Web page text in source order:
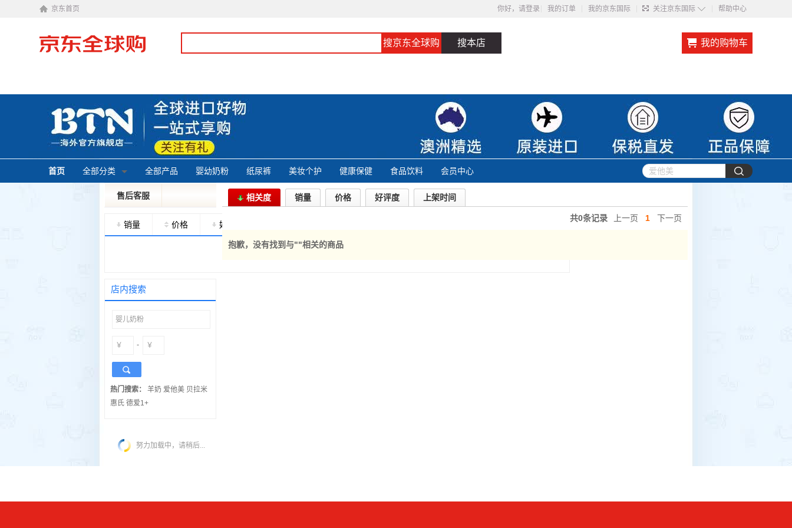
京东首页 你好，请登录 我的订单 我的京东国际 关注京东国际 ◇ 帮助中心
搜京东全球购 搜本店 我的购物车
首页 全部分类 全部产品 婴幼奶粉 纸尿裤 美妆个护 健康保健 食品饮料 会员中心
售后客服
投诉建议 皮特
销量 价格 好评度
店内搜索
-
热门搜索： 羊奶 爱他美 贝拉米
惠氏 德爱1+
努力加载中，请稍后...
相关度 销量 价格 好评度 上架时间
共0条记录 上一页 1 下一页
抱歉，没有找到与""相关的商品